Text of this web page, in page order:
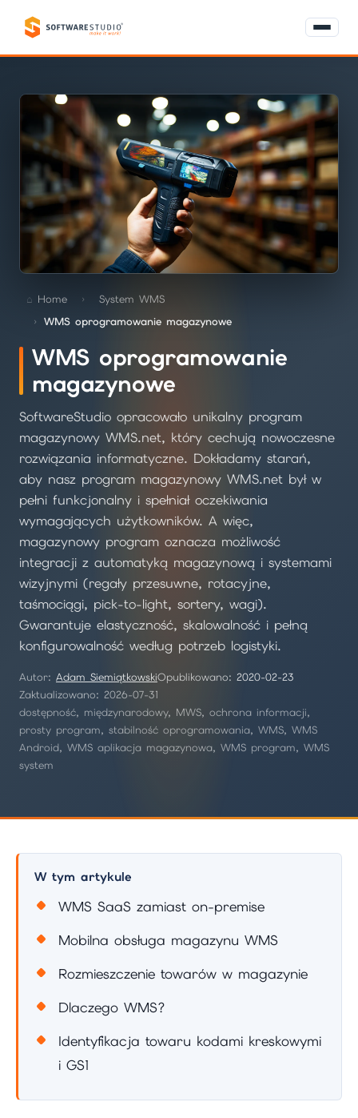
Home
System WMS
WMS oprogramowanie magazynowe
WMS oprogramowanie
magazynowe
SoftwareStudio opracowało unikalny program
magazynowy WMS.net, który cechują nowoczesne
rozwiązania informatyczne. Dokładamy starań,
aby nasz program magazynowy WMS.net był w
pełni funkcjonalny i spełniał oczekiwania
wymagających użytkowników. A więc,
magazynowy program oznacza możliwość
integracji z automatyką magazynową i systemami
wizyjnymi (regały przesuwne, rotacyjne,
taśmociągi, pick-to-light, sortery, wagi).
Gwarantuje elastyczność, skalowalność i pełną
konfigurowalność według potrzeb logistyki.
Autor: Adam SiemiątkowskiOpublikowano: 2020-02-23
Zaktualizowano: 2026-07-31
dostępność, międzynarodowy, MWS, ochrona informacji,
prosty program, stabilność oprogramowania, WMS, WMS
Android, WMS aplikacja magazynowa, WMS program, WMS
system
W tym artykule
WMS SaaS zamiast on-premise
Mobilna obsługa magazynu WMS
Rozmieszczenie towarów w magazynie
Dlaczego WMS?
Identyfikacja towaru kodami kreskowymi
i GS1